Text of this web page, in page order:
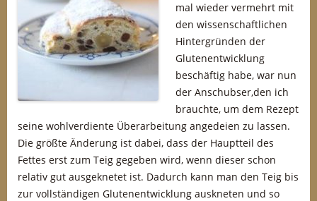
mal wieder vermehrt mit
den wissenschaftlichen
Hintergründen der
Glutenentwicklung
beschäftig habe, war nun
der Anschubser,den ich
brauchte, um dem Rezept
seine wohlverdiente Überarbeitung angedeien zu lassen.
Die größte Änderung ist dabei, dass der Hauptteil des
Fettes erst zum Teig gegeben wird, wenn dieser schon
relativ gut ausgeknetet ist. Dadurch kann man den Teig bis
zur vollständigen Glutenentwicklung auskneten und so